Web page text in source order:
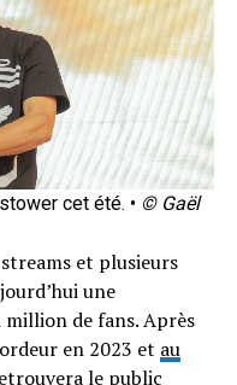
cet été. • © Gaël
et plusieurs
une
de fans. Après
en 2023 et au
le public